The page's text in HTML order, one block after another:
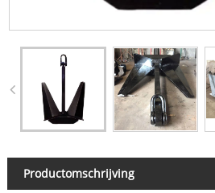
Productomschrijving